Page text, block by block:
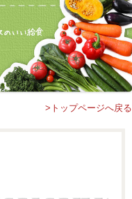
>トップページへ戻る